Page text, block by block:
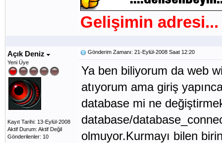
Gelişimin adresi...
Açık Deniz
Yeni Üye
Kayıt Tarihi: 13-Eylül-2008
Aktif Durum: Aktif Değil
Gönderilenler: 10
Gönderim Zamanı: 21-Eylül-2008 Saat 12:20
Ya ben biliyorum da web
atıyorum ama giriş
database mi ne
database/
olmuyor.Kurmayı bilen